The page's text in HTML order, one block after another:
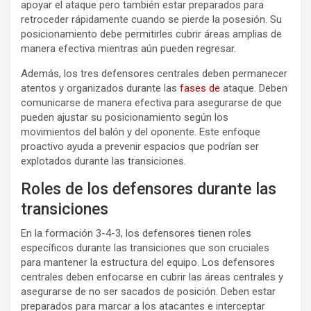
apoyar el ataque pero también estar preparados para
retroceder rápidamente cuando se pierde la posesión. Su
posicionamiento debe permitirles cubrir áreas amplias de
manera efectiva mientras aún pueden regresar.
Además, los tres defensores centrales deben permanecer
atentos y organizados durante las fases de ataque. Deben
comunicarse de manera efectiva para asegurarse de que
pueden ajustar su posicionamiento según los
movimientos del balón y del oponente. Este enfoque
proactivo ayuda a prevenir espacios que podrían ser
explotados durante las transiciones.
Roles de los defensores durante las
transiciones
En la formación 3-4-3, los defensores tienen roles
específicos durante las transiciones que son cruciales
para mantener la estructura del equipo. Los defensores
centrales deben enfocarse en cubrir las áreas centrales y
asegurarse de no ser sacados de posición. Deben estar
preparados para marcar a los atacantes e interceptar